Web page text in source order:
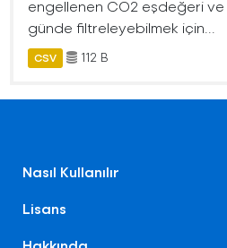
engellenen CO2 eşdeğeri ve
günde filtreleyebilmek için...
CSV 112 B
Nasıl Kullanılır
Lisans